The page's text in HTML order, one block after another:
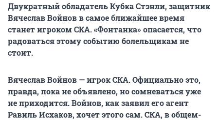
Двукратный обладатель Кубка Стэнли, защитник
Вячеслав Войнов в самое ближайшее время
станет игроком СКА. «Фонтанка» опасается, что
радоваться этому событию болельщикам не
стоит.
Вячеслав Войнов — игрок СКА. Официально это,
правда, пока не объявлено, но сомневаться уже
не приходится. Войнов, как заявил его агент
Равиль Исхаков, хочет этого сам. СКА, в общем-